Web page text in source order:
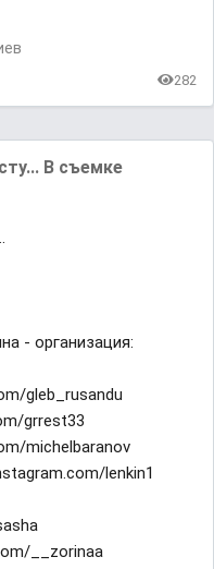
282
В съемке
- организация:
gleb_rusandu
grrest33
michelbaranov
lenkin1
__zorinaa